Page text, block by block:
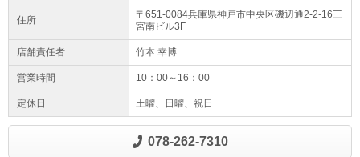
住所 〒651-0084兵庫県神戸市中央区磯辺通2-2-16三
宮南ビル3F
店舗責任者 竹本 幸博
営業時間 10：00～16：00
定休日 土曜、日曜、祝日
078-262-7310